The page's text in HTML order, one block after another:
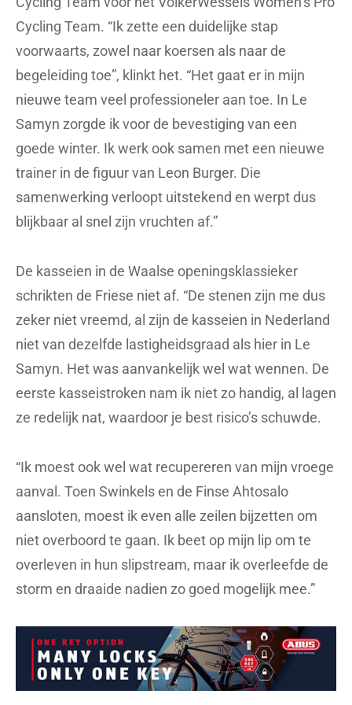
Cycling Team. “Ik zette een duidelijke stap
voorwaarts, zowel naar koersen als naar de
begeleiding toe”, klinkt het. “Het gaat er in mijn
nieuwe team veel professioneler aan toe. In Le
Samyn zorgde ik voor de bevestiging van een
goede winter. Ik werk ook samen met een nieuwe
trainer in de figuur van Leon Burger. Die
samenwerking verloopt uitstekend en werpt dus
blijkbaar al snel zijn vruchten af.”
De kasseien in de Waalse openingsklassieker
schrikten de Friese niet af. “De stenen zijn me dus
zeker niet vreemd, al zijn de kasseien in Nederland
niet van dezelfde lastigheidsgraad als hier in Le
Samyn. Het was aanvankelijk wel wat wennen. De
eerste kasseistroken nam ik niet zo handig, al lagen
ze redelijk nat, waardoor je best risico’s schuwde.
“Ik moest ook wel wat recupereren van mijn vroege
aanval. Toen Swinkels en de Finse Ahtosalo
aansloten, moest ik even alle zeilen bijzetten om
niet overboord te gaan. Ik beet op mijn lip om te
overleven in hun slipstream, maar ik overleefde de
storm en draaide nadien zo goed mogelijk mee.”